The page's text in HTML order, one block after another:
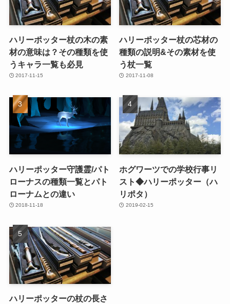
ハリーポッター杖の木の素
材の意味は？その種類を使
うキャラ一覧も必見
2017-11-15
ハリーポッター杖の芯材の
種類の説明&その素材を使
う杖一覧
2017-11-08
ハリーポッター守護霊/パト
ローナスの種類一覧とパト
ローナムとの違い
2018-11-18
ホグワーツでの学校行事リ
スト◆ハリーポッター（ハ
リポタ）
2019-02-15
ハリーポッターの杖の長さ